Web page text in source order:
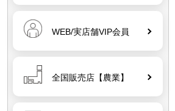
WEB/実店舗VIP会員
全国販売店【農業】